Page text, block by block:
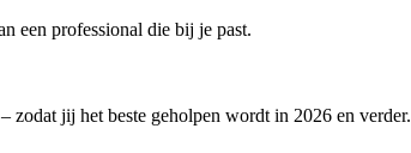
een professional die bij je past.
– zodat jij het beste geholpen wordt in 2026 en verder.